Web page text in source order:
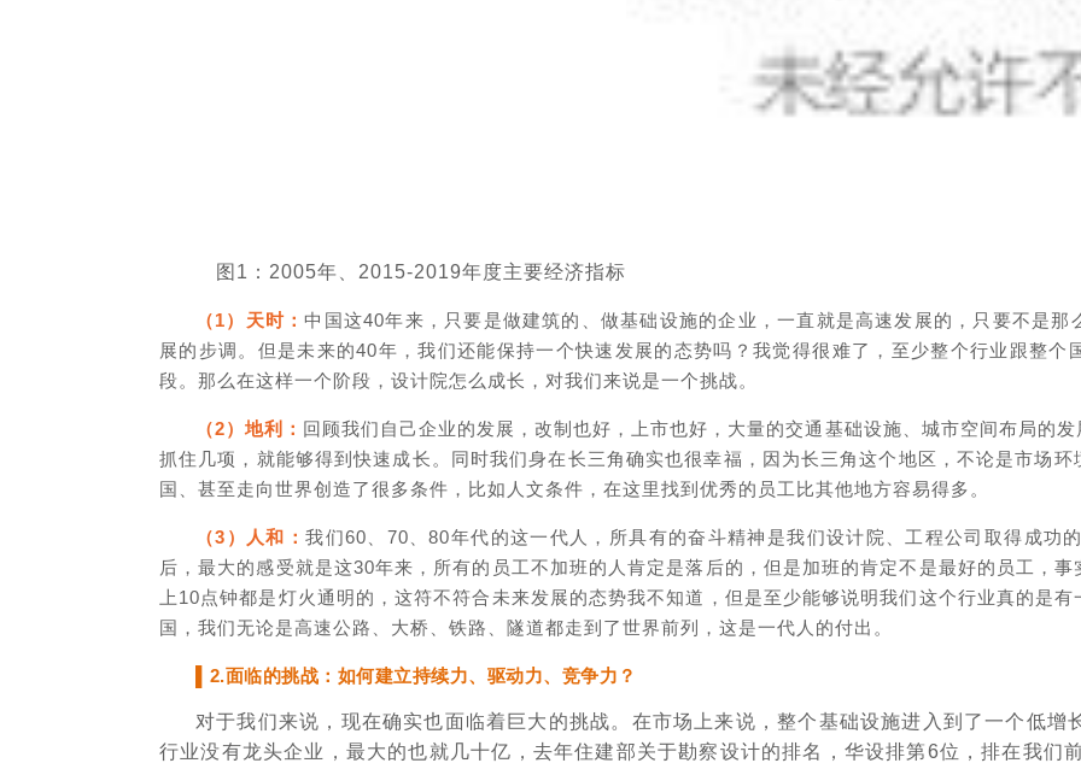
图1：2005年、2015-2019年度主要经济指标
（1）天时：中国这40年来，只要是做建筑的、做基础设施的企业，一直就是高速发展的，只要不是
展的步调。但是未来的40年，我们还能保持一个快速发展的态势吗？我觉得很难了，至少整个行业跟整
段。那么在这样一个阶段，设计院怎么成长，对我们来说是一个挑战。
（2）地利： 回顾我们自己企业的发展，改制也好，上市也好，大量的交通基础设施、城市空间布局的
抓住几项，就能够得到快速成长。同时我们身在长三角确实也很幸福，因为长三角这个地区，不论是市场
国、甚至走向世界创造了很多条件，比如人文条件，在这里找到优秀的员工比其他地方容易得多。
（3）人和：我们60、70、80年代的这一代人，所具有的奋斗精神是我们设计院、工程公司取得成功
后，最大的感受就是这30年来，所有的员工不加班的人肯定是落后的，但是加班的肯定不是最好的员工，
上10点钟都是灯火通明的，这符不符合未来发展的态势我不知道，但是至少能够说明我们这个行业真的是
国，我们无论是高速公路、大桥、铁路、隧道都走到了世界前列，这是一代人的付出。
▌2.面临的挑战：如何建立持续力、驱动力、竞争力？
对于我们来说，现在确实也面临着巨大的挑战。在市场上来说，整个基础设施进入到了一个低增
行业没有龙头企业，最大的也就几十亿，去年住建部关于勘察设计的排名，华设排第6位，排在我们